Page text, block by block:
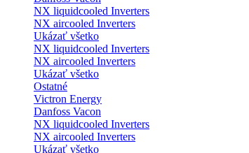
NX liquidcooled Inverters
NX aircooled Inverters
Ukázať všetko
NX liquidcooled Inverters
NX aircooled Inverters
Ukázať všetko
Ostatné
Victron Energy
Danfoss Vacon
NX liquidcooled Inverters
NX aircooled Inverters
Ukázať všetko